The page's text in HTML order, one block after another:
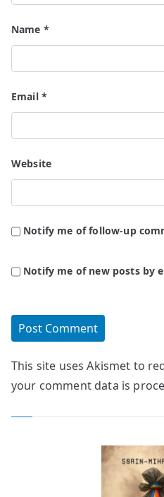
Name *
Email *
Website
Notify me of follow-up
Notify me of new posts by
This site uses Akismet to
your comment data is